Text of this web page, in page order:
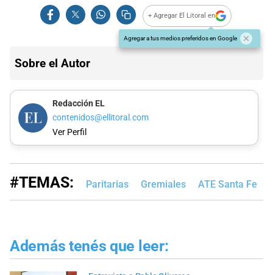
+ Agregar El Litoral en
Agregar a tus medios preferidos en Google
Sobre el Autor
Redacción EL
contenidos@ellitoral.com
Ver Perfil
#TEMAS: Paritarias Gremiales ATE Santa Fe
Además tenés que leer: